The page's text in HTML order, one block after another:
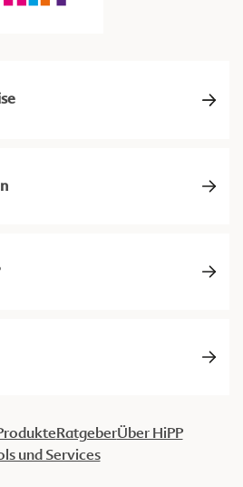
RatgeberÜber HiPP
und Services